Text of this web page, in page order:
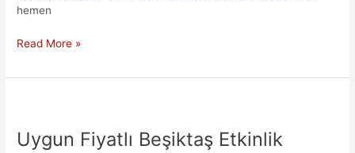
hemen
Uygun
Şişli
Kiralama
Read More »
Uygun Fiyatlı Beşiktaş Etkinlik